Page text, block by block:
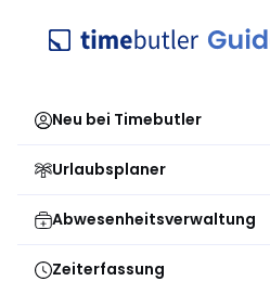
Neu bei Timebutler
Urlaubsplaner
Abwesenheitsverwaltung
Zeiterfassung